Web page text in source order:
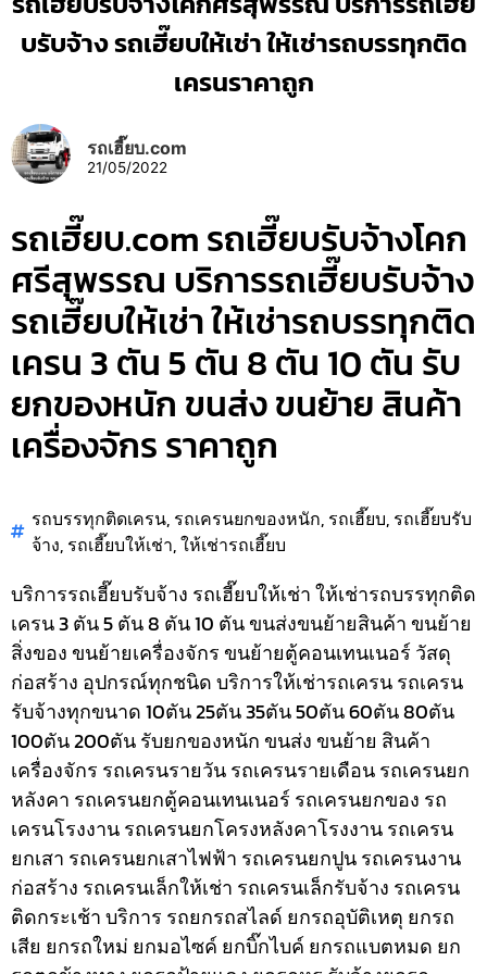
บรับจ้าง รถเฮี๊ยบให้เช่า ให้เช่ารถบรรทุกติด
เครนราคาถูก
รถเฮี๊ยบ.com
21/05/2022
รถเฮี๊ยบ.com รถเฮี๊ยบรับจ้างโคก
ศรีสุพรรณ บริการรถเฮี๊ยบรับจ้าง
รถเฮี๊ยบให้เช่า ให้เช่ารถบรรทุกติด
เครน 3 ตัน 5 ตัน 8 ตัน 10 ตัน รับ
ยกของหนัก ขนส่ง ขนย้าย สินค้า
เครื่องจักร ราคาถูก
รถบรรทุกติดเครน, รถเครนยกของหนัก, รถเฮี๊ยบ, รถเฮี๊ยบรับ
จ้าง, รถเฮี๊ยบให้เช่า,ให้เช่ารถเฮี๊ยบ
บริการรถเฮี๊ยบรับจ้าง รถเฮี๊ยบให้เช่า ให้เช่ารถบรรทุกติด
เครน 3 ตัน 5 ตัน 8 ตัน 10 ตัน ขนส่งขนย้ายสินค้า ขนย้าย
สิ่งของ ขนย้ายเครื่องจักร ขนย้ายตู้คอนเทนเนอร์ วัสดุ
ก่อสร้าง อุปกรณ์ทุกชนิดบริการให้เช่ารถเครน รถเครน
รับจ้างทุกขนาด 10ตัน 25ตัน 35ตัน 50ตัน 60ตัน 80ตัน
100ตัน 200ตัน รับยกของหนัก ขนส่ง ขนย้าย สินค้า
เครื่องจักร รถเครนรายวัน รถเครนรายเดือน รถเครนยก
หลังคา รถเครนยกตู้คอนเทนเนอร์ รถเครนยกของ รถ
เครนโรงงาน รถเครนยกโครงหลังคาโรงงาน รถเครน
ยกเสา รถเครนยกเสาไฟฟ้า รถเครนยกปูน รถเครนงาน
ก่อสร้าง รถเครนเล็กให้เช่า รถเครนเล็กรับจ้าง รถเครน
ติดกระเช้าบริการ รถยกรถสไลด์ ยกรถอุบัติเหตุ ยกรถ
เสีย ยกรถใหม่ ยกมอไซค์ ยกบิ๊กไบค์ ยกรถแบตหมด ยก